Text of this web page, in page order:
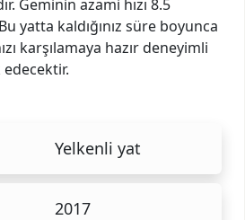
Geminin azami hızı 8.5
yatta kaldığınız süre boyunca
karşılamaya hazır deneyimli
Yelkenli yat
2017